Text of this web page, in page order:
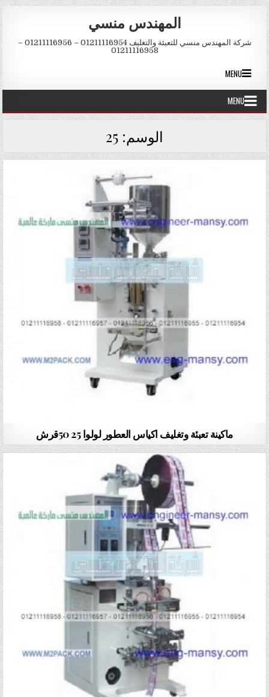
Skip to content
المهندس منسي
شركة المهندس منسي للتعبئة والتغليف 01211116954 – 01211116956 –
01211116958
MENU
MENU
الوسم: 25
ماكينة تعبئة وتغليف اكياس العطور لولوا 25 50قرش